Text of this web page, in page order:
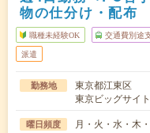
物の仕分け・配布
職種未経験OK 交通費別途
派遣
勤務地
東京都江東区
東京ビッグサイ
曜日頻度 月・火・水・木